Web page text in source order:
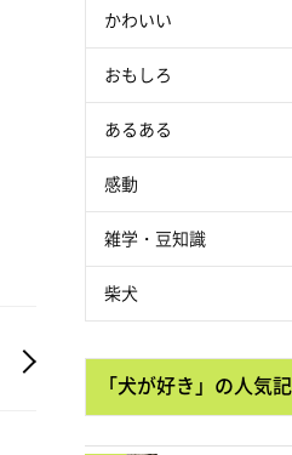
かわいい
おもしろ
あるある
感動
雑学・豆知識
柴犬
「犬が好き」の人気